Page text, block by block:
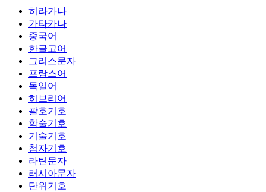
히라가나
가타카나
중국어
한글고어
그리스문자
프랑스어
독일어
히브리어
괄호기호
학술기호
기술기호
첨자기호
라틴문자
러시아문자
단위기호